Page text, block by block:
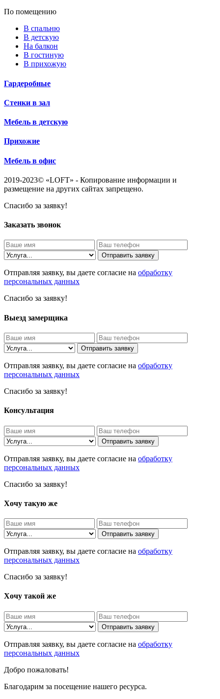
По помещению
В спальню
В детскую
На балкон
В гостиную
В прихожую
Гардеробные
Стенки в зал
Мебель в детскую
Прихожие
Мебель в офис
2019-2023© «LOFT» - Копирование информации и
размещение на других сайтах запрещено.
Спасибо за заявку!
Заказать звонок
Отправить заявку
Отправляя заявку, вы даете согласие на обработку
персональных данных
Спасибо за заявку!
Выезд замерщика
Отправить заявку
Отправляя заявку, вы даете согласие на обработку
персональных данных
Спасибо за заявку!
Консультация
Отправить заявку
Отправляя заявку, вы даете согласие на обработку
персональных данных
Спасибо за заявку!
Хочу такую же
Отправить заявку
Отправляя заявку, вы даете согласие на обработку
персональных данных
Спасибо за заявку!
Хочу такой же
Отправить заявку
Отправляя заявку, вы даете согласие на обработку
персональных данных
Добро пожаловать!
Благодарим за посещение нашего ресурса.